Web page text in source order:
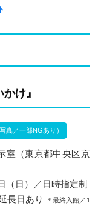
け』
真／一部NGあり）
室（東京都中央区京
（日）／日時指定制
長日あり ＊最終入館／1